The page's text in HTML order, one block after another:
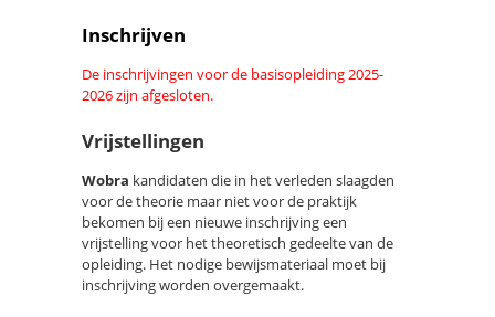
Inschrijven
De inschrijvingen voor de basisopleiding 2025-
2026 zijn afgesloten.
Vrijstellingen
Wobra kandidaten die in het verleden slaagden
voor de theorie maar niet voor de praktijk
bekomen bij een nieuwe inschrijving een
vrijstelling voor het theoretisch gedeelte van de
opleiding. Het nodige bewijsmateriaal moet bij
inschrijving worden overgemaakt.